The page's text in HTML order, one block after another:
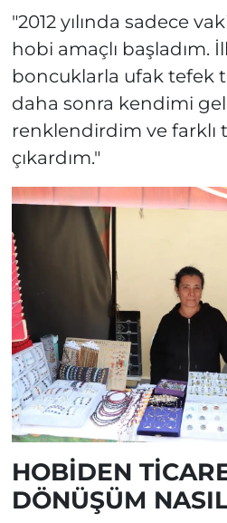
"2012 yılında sadece
hobi amaçlı başladım.
boncuklarla ufak tefek
daha sonra kendimi
renklendirdim ve farklı
çıkardım."
HOBİDEN
DÖNÜŞÜM